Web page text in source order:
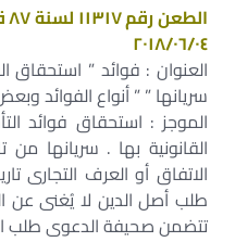
٢٠١٨/٠٦/٠٤
العنوان : فوائد ” استحقاق
سريانها ” ” أنواع الفوائد
الموجز : استحقاق فوائد
القانونية بها . سريانها
طلب أصل الدين لا يُغنى عن
تتضمن صحيفة الدعوى طلب